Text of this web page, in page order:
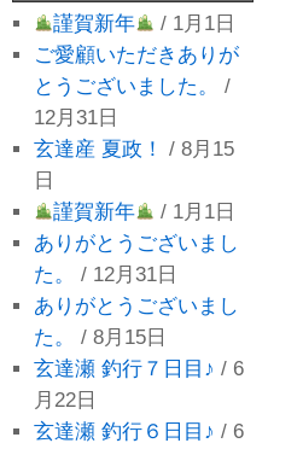
謹賀新年
/ 1月1日
ご愛顧いただきありが
とうございました。
/
12月31日
玄達産 夏政！
/ 8月15
日
謹賀新年
/ 1月1日
ありがとうございまし
た。
/ 12月31日
ありがとうございまし
た。
/ 8月15日
玄達瀬 釣行７日目♪ / 6
月22日
玄達瀬 釣行６日目♪ / 6